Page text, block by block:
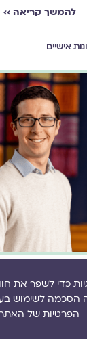
להמשך קריאה ››
אישיים
אותי
– ראיון
רוס
⏱️ 5